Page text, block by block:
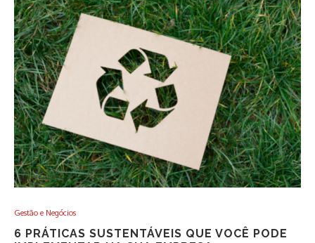
Gestão e Negócios
6 PRÁTICAS SUSTENTÁVEIS QUE VOCÊ PODE